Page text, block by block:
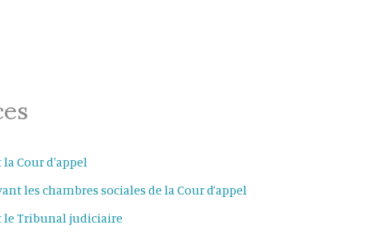
Cour d'appel
les chambres sociales de la Cour d’appel
le Tribunal judiciaire